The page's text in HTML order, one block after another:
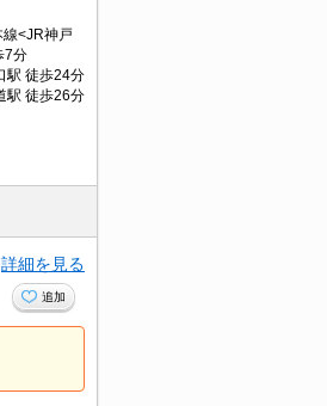
線<JR神戸
7分
駅 徒歩24分
駅 徒歩26分
詳細を見る
追加